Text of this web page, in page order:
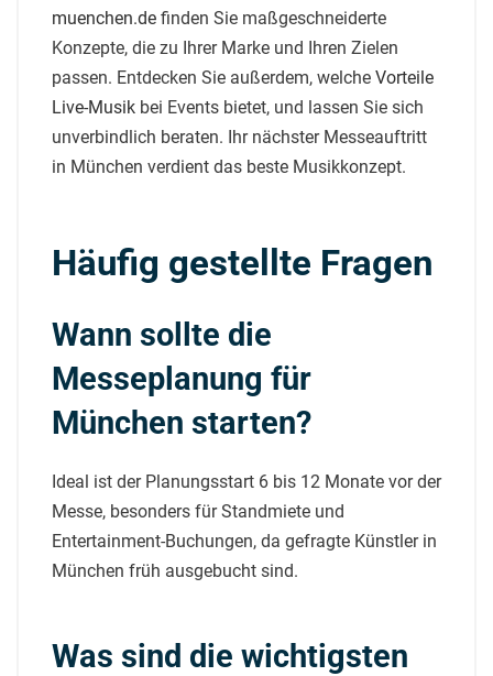
muenchen.de finden Sie maßgeschneiderte
Konzepte, die zu Ihrer Marke und Ihren Zielen
passen. Entdecken Sie außerdem, welche Vorteile
Live-Musik bei Events bietet, und lassen Sie sich
unverbindlich beraten. Ihr nächster Messeauftritt
in München verdient das beste Musikkonzept.
Häufig gestellte Fragen
Wann sollte die
Messeplanung für
München starten?
Ideal ist der Planungsstart 6 bis 12 Monate vor der
Messe, besonders für Standmiete und
Entertainment-Buchungen, da gefragte Künstler in
München früh ausgebucht sind.
Was sind die wichtigsten